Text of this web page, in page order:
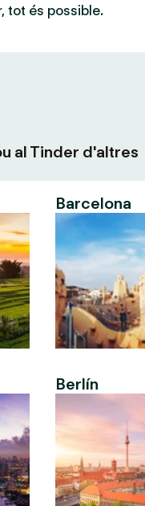
tot és possible.
al Tinder d'altres
Barcelona
Berlín